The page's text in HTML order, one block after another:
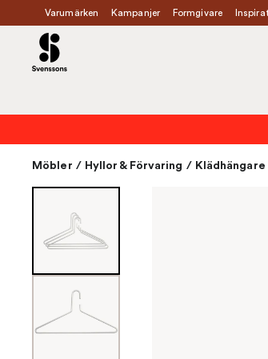
Varumärken Kampanjer Formgivare
Möbler / Hyllor & Förvaring / Klädhängare